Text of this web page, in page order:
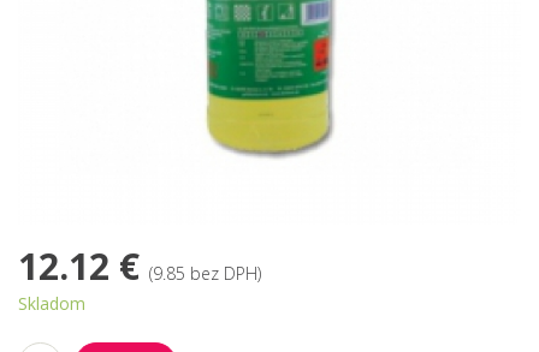
12.12 € (9.85 bez DPH)
Skladom